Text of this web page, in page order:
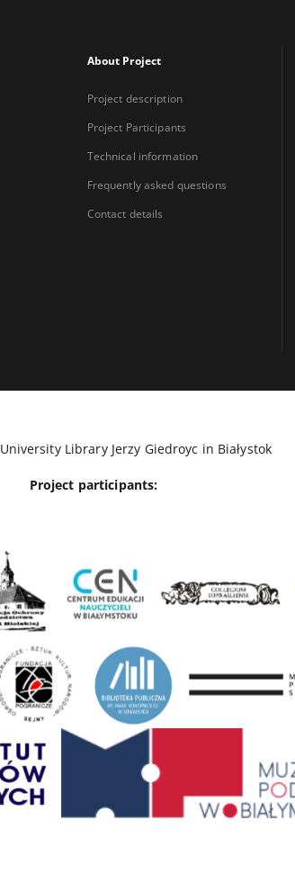
About Project
Project description
Project Participants
Technical information
Frequently asked questions
Contact details
University Library Jerzy Giedroyc in Białystok
Project participants: